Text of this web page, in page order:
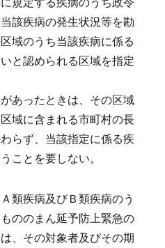
該疾病の発生状況等を勘
域のうち当該疾病に係る
と認められる区域を指定
あったときは、その区域
域に含まれる市町村の長
らず、当該指定に係る疾
ことを要しない。
類疾病及びＢ類疾病のう
ののまん延予防上緊急の
、その対象者及びその期